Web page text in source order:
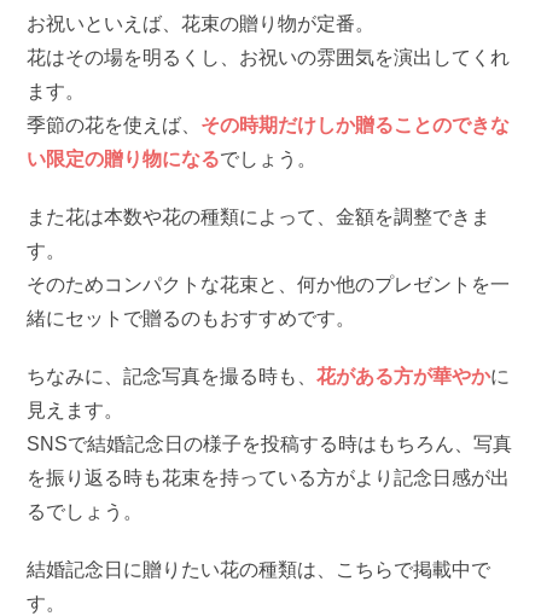
お祝いといえば、花束の贈り物が定番。
花はその場を明るくし、お祝いの雰囲気を演出してくれ
ます。
季節の花を使えば、 その時期だけしか贈ることのできな
い限定の贈り物になるでしょう。
また花は本数や花の種類によって、金額を調整できま
す。
そのためコンパクトな花束と、何か他のプレゼントを一
緒にセットで贈るのもおすすめです。
ちなみに、記念写真を撮る時も、花がある方が華やかに
見えます。
SNSで結婚記念日の様子を投稿する時はもちろん、写真
を振り返る時も花束を持っている方がより記念日感が出
るでしょう。
結婚記念日に贈りたい花の種類は、こちらで掲載中で
す。